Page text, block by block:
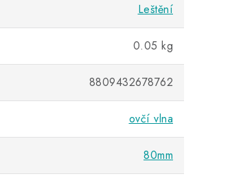
Leštění
0.05 kg
8809432678762
ovčí vlna
80mm